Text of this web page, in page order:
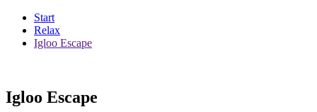
Start
Relax
Igloo Escape
Igloo Escape